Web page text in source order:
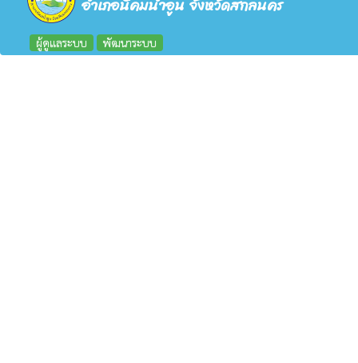
อำเภอนิคมน้ำอูน จังหวัดสกลนคร
ผู้ดูแลระบบ พัฒนาระบบ